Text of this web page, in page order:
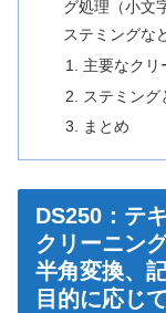
グ処理（小文
ステミングな
主要なクリ
ステミング
まとめ
DS250：テ
クリーニン
半角変換、
目的に応じ